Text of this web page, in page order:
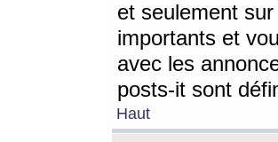
et seulement
importants et
avec les
posts-it sont
Haut